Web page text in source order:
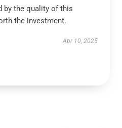
by the quality of this
the investment.
Apr 10, 2025